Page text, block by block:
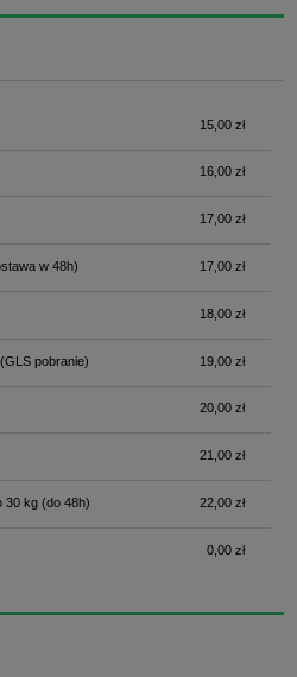
kosztów płatności
15,00 zł
16,00 zł
17,00 zł
w 48h) 17,00 zł
18,00 zł
pobranie) 19,00 zł
20,00 zł
21,00 zł
30 kg(do 48h) 22,00 zł
0,00 zł